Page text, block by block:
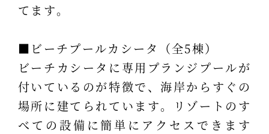
てます。
■ビーチプールカシータ（全5棟）
ビーチカシータに専用プランジプールが
付いているのが特徴で、海岸からすぐの
場所に建てられています。リゾートのす
べての設備に簡単にアクセスできます